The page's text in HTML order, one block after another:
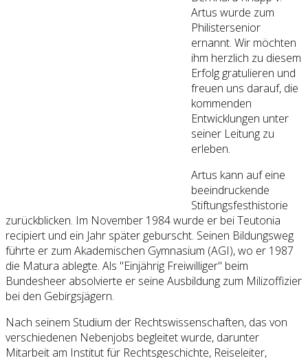
Artus wurde zum
Philistersenior
ernannt. Wir möchten
ihm herzlich zu diesem
Erfolg gratulieren und
freuen uns darauf, die
kommenden
Entwicklungen unter
seiner Leitung zu
erleben.
Artus kann auf eine
beeindruckende
Stiftungsfesthistorie
zurückblicken. Im November 1984 wurde er bei Teutonia
recipiert und ein Jahr später geburscht. Seinen Bildungsweg
führte er zum Akademischen Gymnasium (AGI), wo er 1987
die Matura ablegte. Als "Einjährig Freiwilliger" beim
Bundesheer absolvierte er seine Ausbildung zum Milizoffizier
bei den Gebirgsjägern.
Nach seinem Studium der Rechtswissenschaften, das von
verschiedenen Nebenjobs begleitet wurde, darunter
Mitarbeit am Institut für Rechtsgeschichte, Reiseleiter,